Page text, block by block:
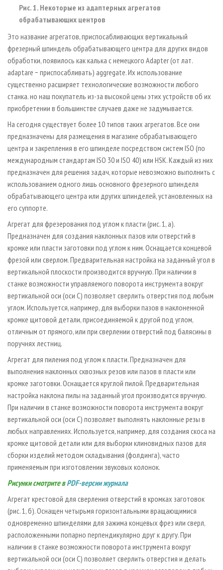
Рис. 1. Некоторые из адаптерных агрегатов
обрабатывающих центров
Это название агрегатов, приспосабливающих вертикальный
фрезерный шпиндель обрабатывающего центра для других видов
обработки, появилось как калька с немецкого Adapter (от лат.
adaptare − приспосабливать) aggregatе. Их использование
существенно расширяет технологические возможности любого
станка. но наш покупатель из-за высокой цены этих устройств об их
приобретении в большинстве случаев даже не задумывается.
На сегодня существует более 10 типов таких агрегатов. Все они
предназначены для размещения в магазине обрабатывающего
центра и закрепления в его шпинделе посредством систем ISO (по
международным стандартам ISO 30 и ISO 40) или HSK. Каждый из них
предназначен для решения задач, которые невозможно выполнить с
использованием одного лишь основного фрезерного шпинделя
обрабатывающего центра или других шпинделей, установленных на
его суппорте.
Агрегат для фрезерования под углом к пласти (рис. 1, а).
Предназначен для создания наклонных пазов или отверстий в
кромке или пласти заготовки под углом к ним. Оснащается концевой
фрезой или сверлом. Предварительная настройка на заданный угол в
вертикальной плоскости производится вручную. При наличии в
станке возможности управляемого поворота инструмента вокруг
вертикальной оси (оси С) позволяет сверлить отверстия под любым
углом. Используется, например, для выборки пазов в наклоненной
кромке щитовой детали, присоединяемой к другой под углом,
отличным от прямого, или при сверлении отверстий под балясины в
поручнях лестниц.
Агрегат для пиления под углом к пласти. Предназначен для
выполнения наклонных сквозных резов или пазов в пласти или
кромке заготовки. Оснащается круглой пилой. Предварительная
настройка наклона пилы на заданный угол производится вручную.
При наличии в станке возможности поворота инструмента вокруг
вертикальной оси (оси С) позволяет выполнять наклонные резы в
любых направлениях. Используется, например, для создания скоса на
кромке щитовой детали или для выборки клиновидных пазов для
сборки изделий методом складывания (фолдинга), часто
применяемым при изготовлении звуковых колонок.
Рисунки смотритевPDF-версии журнала
Агрегат крестовой для сверления отверстий в кромках заготовок
(рис. 1, б). Оснащен четырьмя горизонтальными вращающимися
одновременно шпинделями для зажима концевых фрез или сверл,
расположенными попарно перпендикулярно друг к другу. При
наличии в станке возможности поворота инструмента вокруг
вертикальной оси (оси С) позволяет сверлить отверстия и делать